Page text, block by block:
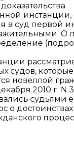
инстанции,
в суд первой
О
судов, которые
новеллой
2010 г. N
судьями
достоинствах